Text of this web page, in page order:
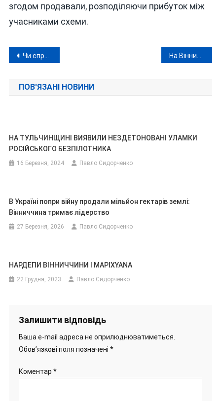
згодом продавали, розподіляючи прибуток між
учасниками схеми.
Навігація
записів
Чи справді канцелярію Зеленського очолить вінницький «мажор»?
ПОВ'ЯЗАНІ НОВИНИ
НА ТУЛЬЧИНЩИНІ ВИЯВИЛИ НЕЗДЕТОНОВАНІ УЛАМКИ
РОСІЙСЬКОГО БЕЗПІЛОТНИКА
16 Березня, 2024 Павло Сидорченко
В Україні попри війну продали мільйон гектарів землі:
Вінниччина тримає лідерство
27 Березня, 2026 Павло Сидорченко
НАРДЕПИ ВІННИЧЧИНИ І MAPIXYANA
22 Грудня, 2023 Павло Сидорченко
Залишити відповідь
Ваша e-mail адреса не оприлюднюватиметься.
Обов’язкові поля позначені *
Коментар *